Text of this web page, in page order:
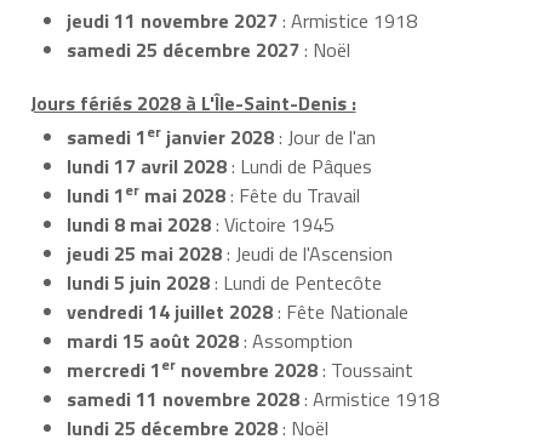
jeudi 11 novembre 2027: Armistice 1918
samedi 25 décembre 2027: Noël
Jours fériés 2028 à L'Île-Saint-Denis :
samedi 1er janvier 2028: Jour de l'an
lundi 17 avril 2028: Lundi de Pâques
lundi 1er mai 2028: Fête du Travail
lundi 8 mai 2028: Victoire 1945
jeudi 25 mai 2028: Jeudi de l'Ascension
lundi 5 juin 2028: Lundi de Pentecôte
vendredi 14 juillet 2028: Fête Nationale
mardi 15 août 2028: Assomption
mercredi 1er novembre 2028: Toussaint
samedi 11 novembre 2028: Armistice 1918
lundi 25 décembre 2028: Noël